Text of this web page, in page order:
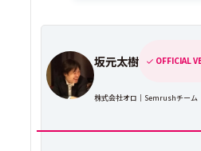
坂元太樹 OFFICIAL
株式会社オロ｜Semrushチー